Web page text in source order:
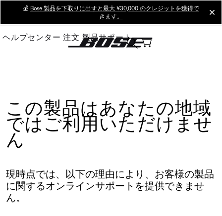
Main
💰 Bose 製品を下取りに出すと最大 ¥30,000 のクレジットを獲得で
きます。
ヘルプセンター 注文 製品サポート
この製品はあなたの地域
ではご利用いただけませ
ん
現時点では、以下の理由により、お客様の製品
に関するオンラインサポートを提供できませ
ん。